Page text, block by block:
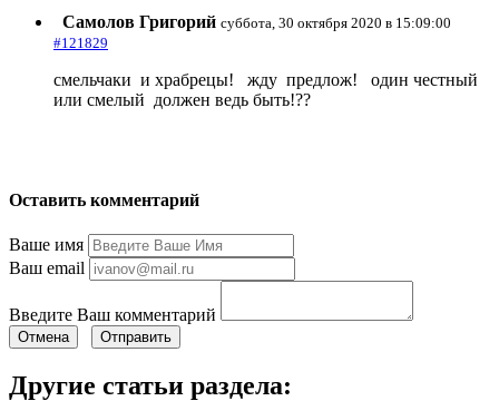
Самолов Григорий суббота, 30 октября 2020 в 15:09:00
#121829
смельчаки и храбрецы! жду предлож! один честный
или смелый должен ведь быть!??
Оставить комментарий
Ваше имя
Ваш email
Введите Ваш комментарий
Отмена Отправить
Другие статьи раздела: